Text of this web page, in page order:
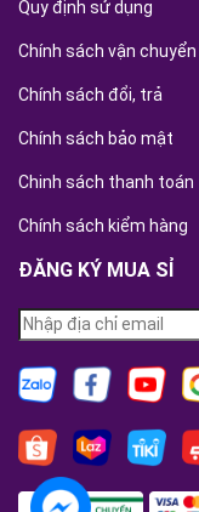
Quy định sử dụng
Chính sách vận chuyển
Chính sách đổi, trả
Chính sách bảo mật
Chinh sách thanh toán
Chính sách kiểm hàng
ĐĂNG KÝ MUA SỈ